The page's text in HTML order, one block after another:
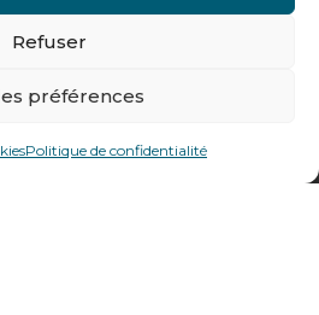
Refuser
préférences
Politique de confidentialité
44
Saône